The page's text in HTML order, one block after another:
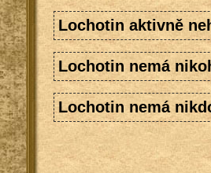
Lochotin aktivně
Lochotin nemá
Lochotin nemá